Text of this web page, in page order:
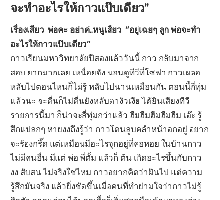
จะทำอะไรให้กาวแป๊บเดียว”
เรื่องเสียว พ่อคะ อย่าค่..หนูเสียว “อยู่เฉยๆ ลูก พ่อจะทำ
อะไรให้กาวแป๊บเดียว”
กาวเรียนมหาวิทยาลัยปีสองแล้ววันนี้ กาว กลับมาจาก
สอบ ยากมากเลย เหนื่อยจัง นอนดูทีวีที่โซฟา กาวเผลอ
หลับไปตอนไหนก็ไม่รู้ หลับไปนานเหมือนกัน ตอนนี้กี่ทุ่ม
แล้วนะ จะตื่นก็ไม่ตื่นยังหลับตางัวเงีย ได้ยินเสียงทีวี
รายการนี้มา ก็น่าจะสี่ทุ่มกว่าแล้ว ฮืมฮืมฮืมฮืมฮืม เอ๊ะ รู้
สึกแปลกๆ หายงงถึงรู้ว่า กาวโดนลูบคลำหน้าอกอยู่ อยาก
จะร้องกรี๊ด แต่เหมือนมีอะไรจุกอยู่ที่คอหอย ในบ้านกาว
ไม่มีคนอื่น มีแต่ พ่อ พี่ตั้ม แล้วก็ ต้น เกิดอะไรขึ้นกับกาว
งง สับสน ไม่จริงใช่ไหม กาวอยากคิดว่าฝันไป แต่ความ
รู้สึกมันจริง แล้วยิ่งชัดขึ้นเมื่อคนที่ทำย่ามใจว่ากาวไม่รู้